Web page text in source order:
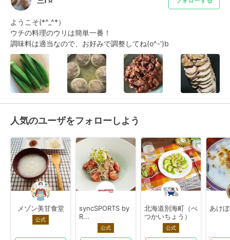
ようこそ(*^_^*）
ウチの料理のウリは簡単一番！
調味料は適当なので、お好みで調整してね(o^-')b
人気のユーザをフォローしよう
メゾン美甘食堂
公式
syncSPORTS by
R...
公式
北海道別海町（べ
つかいちょう）
公式
あけ